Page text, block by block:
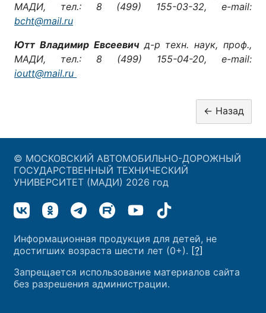
МАДИ, тел.: 8 (499) 155-03-32, e-mail:
bcht@mail.ru
Ютт Владимир Евсеевичд-р техн. наук, проф.,
МАДИ, тел.: 8 (499) 155-04-20, e-mail:
ioutt@mail.ru
© МОСКОВСКИЙ АВТОМОБИЛЬНО-ДОРОЖНЫЙ
ГОСУДАРСТВЕННЫЙ ТЕХНИЧЕСКИЙ
УНИВЕРСИТЕТ (МАДИ) 2026 год
Информационная продукция для детей, не
достигших возраста шести лет (0+). [?]
Запрещается использование материалов сайта
без разрешения администрации.